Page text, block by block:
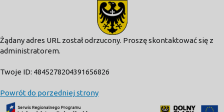
Żądany adres URL został odrzucony. Proszę skontaktować się z
administratorem.
Twoje ID: 4845278204391656826
Powrót do porzedniej strony
modal-check